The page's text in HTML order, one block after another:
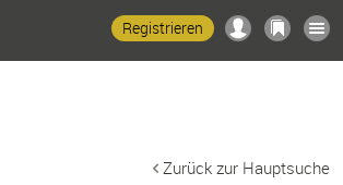
Registrieren
Zurück zur Hauptsuche